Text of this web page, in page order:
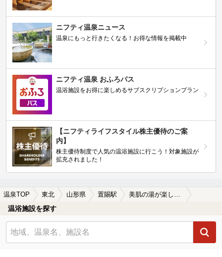
ニフティ温泉ニュース
温泉にもっと行きたくなる！お得な情報を掲載中
ニフティ温泉 おふろパス
温浴施設をお得に楽しめるサブスクリプションプラン
【ニフティライフスタイル株主優待のご案
内】
株主優待制度で人気の温浴施設に行こう！対象施設が
拡充されました！
温泉TOP 東北 山形県 置賜駅 美肌の湯が楽しめる置賜駅近くの温泉、日帰り温泉、スーパー銭湯おすすめ
温浴施設を探す